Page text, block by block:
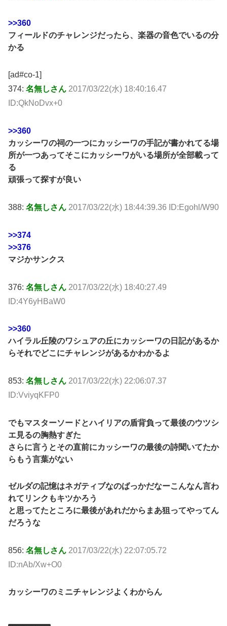
>>360
フィールドのチャレンジだったら、楽器の音色でいるの分
かる
[ad#co-1]
374: 名無しさん 2017/03/22(水) 18:40:16.47
ID:QkNoDvx+0
>>360
カッシーワの祠の一つにカッシーワの手記が書かれてる場
所が一つあってそこにカッシーワがいる場所が全部載って
る
頑張って探すが良い
388: 名無しさん 2017/03/22(水) 18:44:39.36 ID:Egohl/W90
>>374
>>376
マジかサンクス
376: 名無しさん 2017/03/22(水) 18:40:27.49
ID:4Y6yHBaW0
>>360
ハイラル丘陵のワシュアの丘にカッシーワの日記があるか
らそれでどこにチャレンジがあるかわかるよ
853: 名無しさん 2017/03/22(水) 22:06:07.37
ID:VviyqKFP0
でもマスターソードとハイリアの盾背負って最後のウツシ
エ見るの胸熱すぎた
さらに言うとその直前にカッシーワの最後の詩聞いてたか
らもう言葉がない
ゼルダの記憶はネガティブなのばっかだなーこんなん言わ
れてリンクもキツかろう
と思ってたところに最後があれだからまあ狙ってやってん
だろうな
856: 名無しさん 2017/03/22(水) 22:07:05.72
ID:nAb/Xw+O0
カッシーワのミニチャレンジよくわからん